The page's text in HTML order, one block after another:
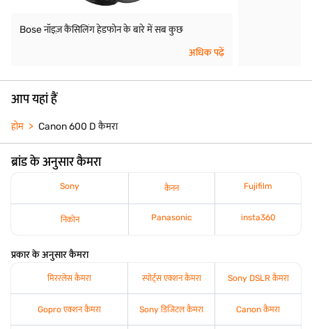
Bose नॉइज़ कैंसिलिंग हेडफोन के बारे में सब कुछ
अधिक पढ़ें
आप यहां हैं
होम Canon 600 D कैमरा
ब्रांड के अनुसार कैमरा
Sony कैनन Fujifilm
निकोन Panasonic insta360
प्रकार के अनुसार कैमरा
मिररलेस कैमरा स्पोर्ट्स एक्शन कैमरा Sony DSLR कैमरा
Gopro एक्शन कैमरा Sony डिजिटल कैमरा Canon कैमरा